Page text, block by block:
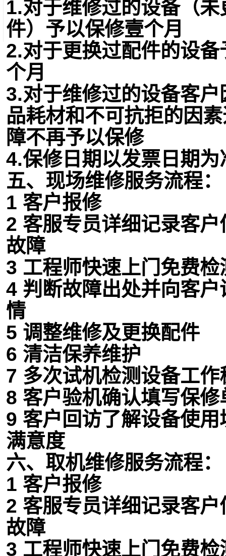
1.对于维修过的设备（未
件）予以保修壹个月
2.对于更换过配件的设备
个月
3.对于维修过的设备客户
品耗材和不可抗拒的因
障不再予以保修
4.保修日期以发票日期为
五、现场维修服务流程：
1 客户报修
2 客服专员详细记录客户
故障
3 工程师快速上门免费检
4 判断故障出处并向客户
情
5 调整维修及更换配件
6 清洁保养维护
7 多次试机检测设备工作
8 客户验机确认填写保修
9 客户回访了解设备使用
满意度
六、取机维修服务流程：
1 客户报修
2 客服专员详细记录客户
故障
3 工程师快速上门免费检